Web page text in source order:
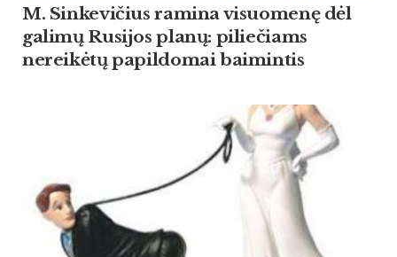
M. Sinkevičius ramina visuomenę dėl
galimų Rusijos planų: piliečiams
nereikėtų papildomai baimintis